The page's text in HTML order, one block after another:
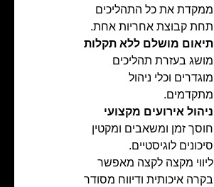
ממקדת את כל התהליכים
תחת קבוצת אחריות אחת.
תיאום מושלם ללא תקלות
מושג בעזרת תהליכים
מוגדרים וכלי ניהול
מתקדמים.
ניהול אירועים מקצועי
חוסך זמן ומשאבים ומקטין
סיכונים לוגיסטיים.
ליווי מקצה לקצה מאפשר
בקרה איכותית ודיווח מסודר